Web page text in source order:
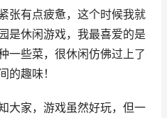
张有点疲惫，这个时候我就
是休闲游戏，我最喜爱的是
一些菜，很休闲仿佛过上了
的趣味！
大家，游戏虽然好玩，但一